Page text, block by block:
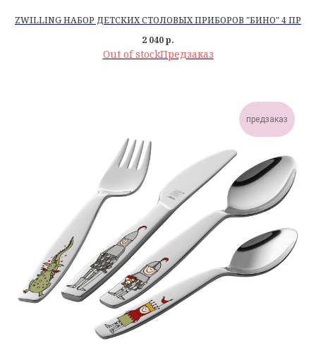
ZWILLING НАБОР ДЕТСКИХ СТОЛОВЫХ ПРИБОРОВ "БИНО" 4 ПР
2 040р.
Out of stock
предзаказ